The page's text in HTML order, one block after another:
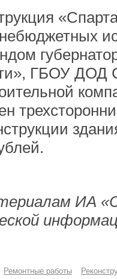
ГБОУ
ИА
Ремонтные работы